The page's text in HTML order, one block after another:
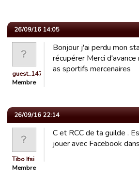
26/09/16 14:05
guest_1474891330544
Membre
Bonjour j'ai perdu mon
récupérer Merci
as sportifs mercenaires
26/09/16 22:14
Tibo Ifsi
Membre
C et RCC de ta guilde .
jouer avec Facebook